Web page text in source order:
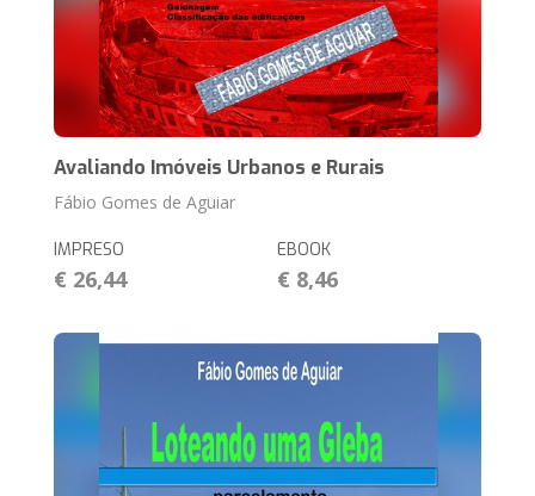
Avaliando Imóveis Urbanos e Rurais
Fábio Gomes de Aguiar
IMPRESO
€ 26,44
EBOOK
€ 8,46